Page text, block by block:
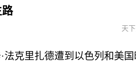
天
克里扎德遭到以色列和美国